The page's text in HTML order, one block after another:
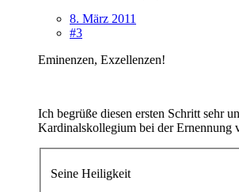
8. März 2011
#3
Eminenzen, Exzellenzen!
Ich begrüße diesen ersten Schritt sehr
Kardinalskollegium bei der Ernennung
Seine Heiligkeit